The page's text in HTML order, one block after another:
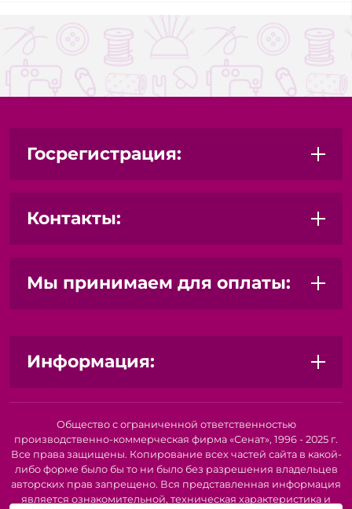
Госрегистрация:
Контакты:
Мы принимаем для оплаты:
Информация:
Общество с ограниченной ответственностью
производственно-коммерческая фирма «Сенат», 1996 - 2025 г.
Все права защищены. Копирование всех частей сайта в какой-
либо форме было бы то ни было без разрешения владельцев
авторских прав запрещено. Вся представленная информация
является ознакомительной, техническая характеристика и